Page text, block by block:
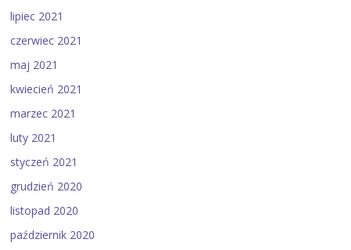
lipiec 2021
czerwiec 2021
maj 2021
kwiecień 2021
marzec 2021
luty 2021
styczeń 2021
grudzień 2020
listopad 2020
październik 2020